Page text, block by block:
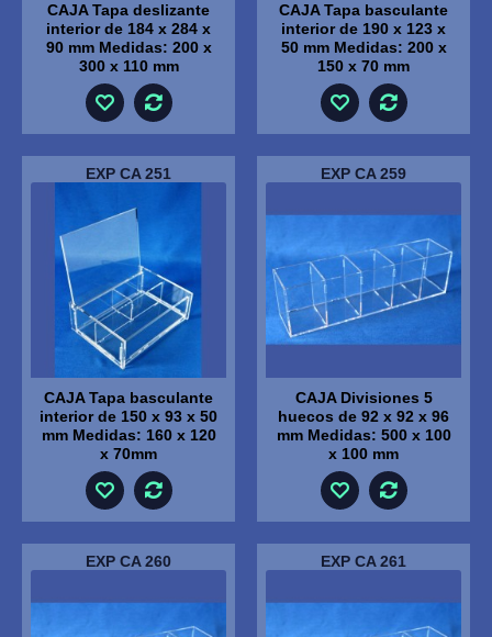
CAJA Tapa deslizante
interior de 184 x 284 x
90 mm Medidas: 200 x
300 x 110 mm
CAJA Tapa basculante
interior de 190 x 123 x
50 mm Medidas: 200 x
150 x 70 mm
EXP CA 251
CAJA Tapa basculante
interior de 150 x 93 x 50
mm Medidas: 160 x 120
x 70mm
EXP CA 259
CAJA Divisiones 5
huecos de 92 x 92 x 96
mm Medidas: 500 x 100
x 100 mm
EXP CA 260 EXP CA 261